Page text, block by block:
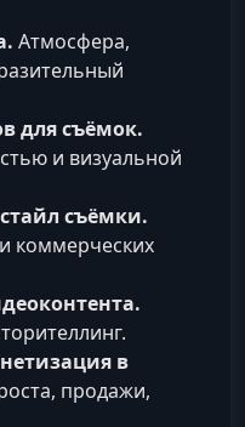
Атмосфера,
для съёмок.
и визуальной
съёмки.
коммерческих
в
продажи,